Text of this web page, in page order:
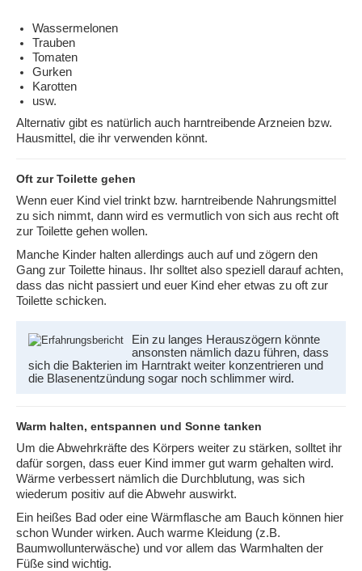
Wassermelonen
Trauben
Tomaten
Gurken
Karotten
usw.
Alternativ gibt es natürlich auch harntreibende Arzneien bzw.
Hausmittel, die ihr verwenden könnt.
Oft zur Toilette gehen
Wenn euer Kind viel trinkt bzw. harntreibende Nahrungsmittel
zu sich nimmt, dann wird es vermutlich von sich aus recht oft
zur Toilette gehen wollen.
Manche Kinder halten allerdings auch auf und zögern den
Gang zur Toilette hinaus. Ihr solltet also speziell darauf achten,
dass das nicht passiert und euer Kind eher etwas zu oft zur
Toilette schicken.
Ein zu langes Herauszögern könnte
ansonsten nämlich dazu führen, dass
sich die Bakterien im Harntrakt weiter konzentrieren und
die Blasenentzündung sogar noch schlimmer wird.
Warm halten, entspannen und Sonne tanken
Um die Abwehrkräfte des Körpers weiter zu stärken, solltet ihr
dafür sorgen, dass euer Kind immer gut warm gehalten wird.
Wärme verbessert nämlich die Durchblutung, was sich
wiederum positiv auf die Abwehr auswirkt.
Ein heißes Bad oder eine Wärmflasche am Bauch können hier
schon Wunder wirken. Auch warme Kleidung (z.B.
Baumwollunterwäsche) und vor allem das Warmhalten der
Füße sind wichtig.